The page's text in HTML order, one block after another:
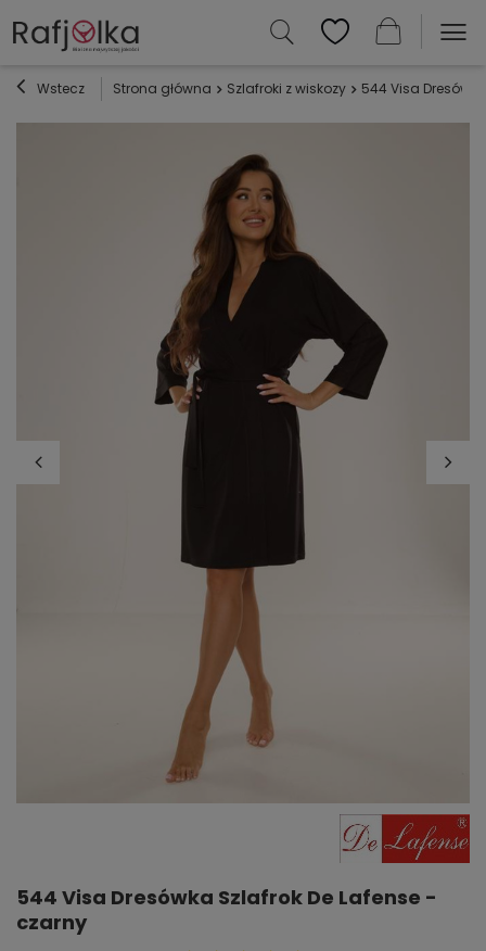
Wstecz Strona główna Szlafroki z wiskozy 544 Visa
544 Visa Dresówka Szlafrok De Lafense -
czarny